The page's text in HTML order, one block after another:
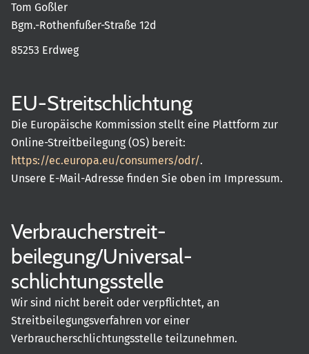
Tom Goßler
Bgm.-Rothenfußer-Straße 12d
85253 Erdweg
EU-Streitschlichtung
Die Europäische Kommission stellt eine Plattform zur
Online-Streitbeilegung (OS) bereit:
https://ec.europa.eu/consumers/odr/.
Unsere E-Mail-Adresse finden Sie oben im Impressum.
Verbraucher­streit­
beilegung/Universal­
schlichtungs­stelle
Wir sind nicht bereit oder verpflichtet, an
Streitbeilegungsverfahren vor einer
Verbraucherschlichtungsstelle teilzunehmen.